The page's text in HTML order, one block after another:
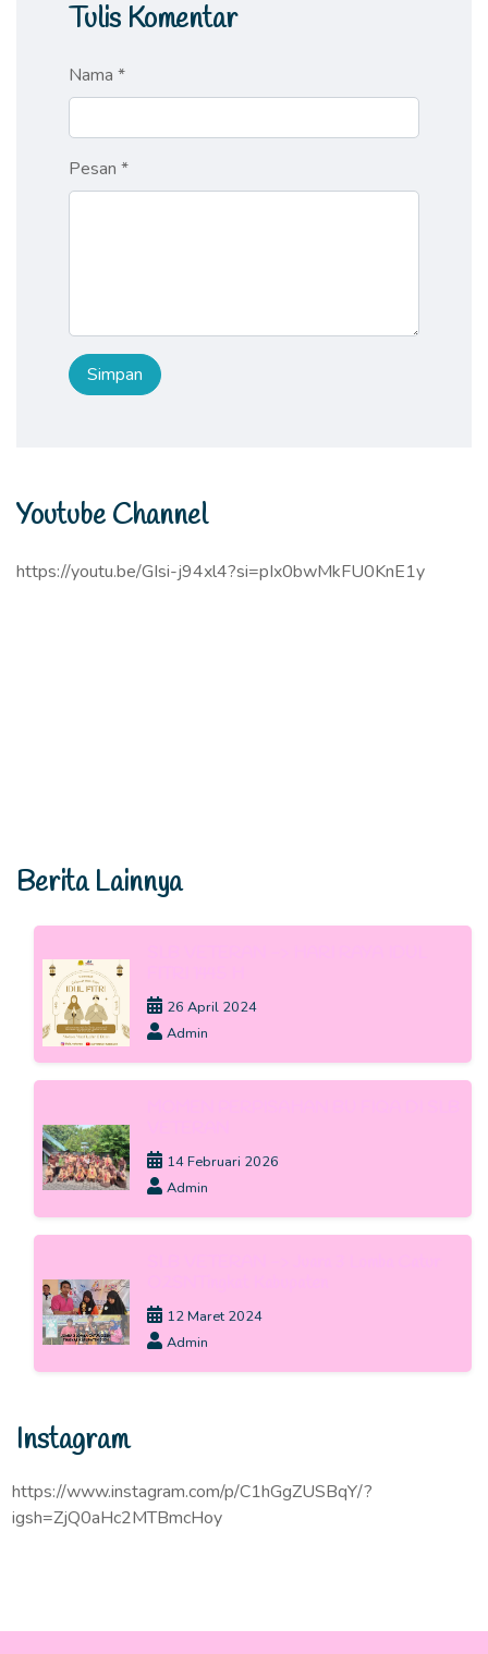
Tulis Komentar
Nama *
Pesan *
Youtube Channel
https://youtu.be/GIsi-j94xl4?si=pIx0bwMkFU0KnE1y
Berita Lainnya
26 April 2024
Admin
14 Februari 2026
Admin
12 Maret 2024
Admin
Instagram
https://www.instagram.com/p/C1hGgZUSBqY/?
igsh=ZjQ0aHc2MTBmcHoy